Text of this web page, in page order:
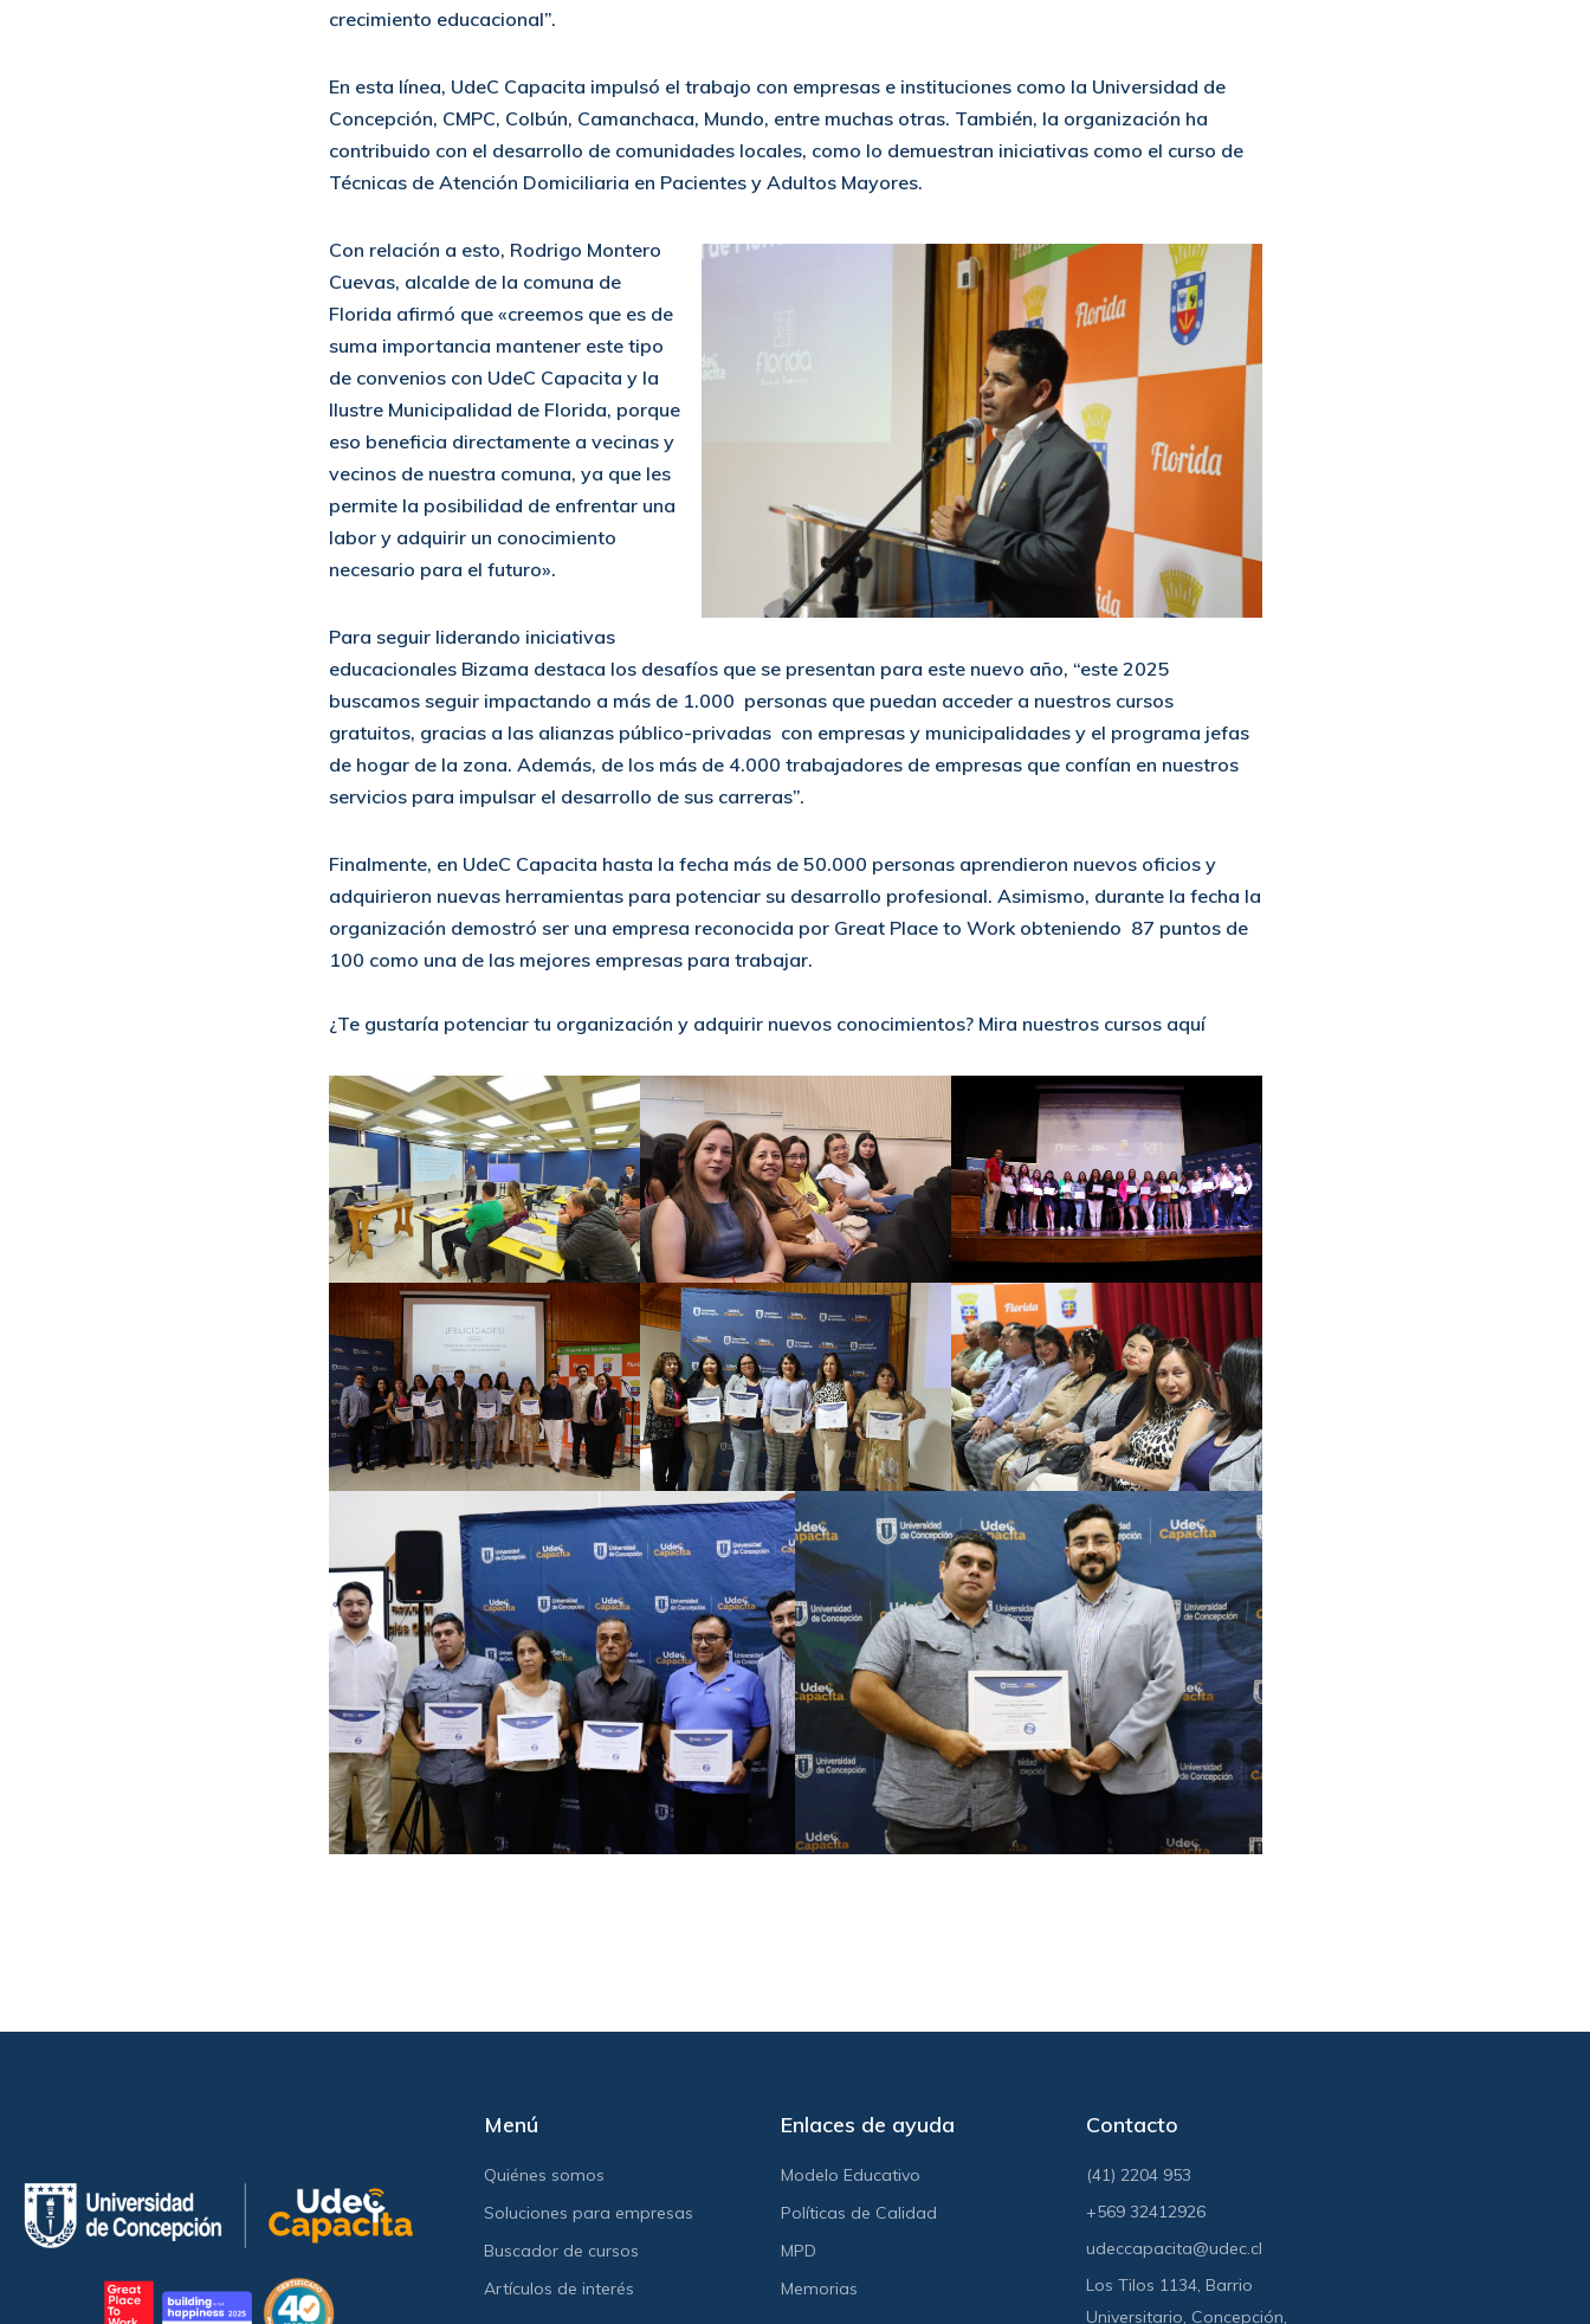
crecimiento educacional”.
En esta línea, UdeC Capacita impulsó el trabajo con empresas e instituciones como la Universidad de
Concepción, CMPC, Colbún, Camanchaca, Mundo, entre muchas otras. También, la organización ha
contribuido con el desarrollo de comunidades locales, como lo demuestran iniciativas como el curso de
Técnicas de Atención Domiciliaria en Pacientes y Adultos Mayores.
Con relación a esto, Rodrigo Montero
Cuevas, alcalde de la comuna de
Florida afirmó que «creemos que es de
suma importancia mantener este tipo
de convenios con UdeC Capacita y la
Ilustre Municipalidad de Florida, porque
eso beneficia directamente a vecinas y
vecinos de nuestra comuna, ya que les
permite la posibilidad de enfrentar una
labor y adquirir un conocimiento
necesario para el futuro».
Para seguir liderando iniciativas
educacionales Bizama destaca los desafíos que se presentan para este nuevo año, “este 2025
buscamos seguir impactando a más de 1.000 personas que puedan acceder a nuestros cursos
gratuitos, gracias a las alianzas público-privadas con empresas y municipalidades y el programa jefas
de hogar de la zona. Además, de los más de 4.000 trabajadores de empresas que confían en nuestros
servicios para impulsar el desarrollo de sus carreras”.
Finalmente, en UdeC Capacita hasta la fecha más de 50.000 personas aprendieron nuevos oficios y
adquirieron nuevas herramientas para potenciar su desarrollo profesional. Asimismo, durante la fecha la
organización demostró ser una empresa reconocida por Great Place to Work obteniendo 87 puntos de
100 como una de las mejores empresas para trabajar.
¿Te gustaría potenciar tu organización y adquirir nuevos conocimientos? Mira nuestros cursos aquí
Menú
Quiénes somos
Soluciones para empresas
Buscador de cursos
Artículos de interés
Enlaces de ayuda
Modelo Educativo
Políticas de Calidad
MPD
Memorias
Contacto
(41) 2204 953
+569 32412926
udeccapacita@udec.cl
Los Tilos 1134, Barrio
Universitario, Concepción,